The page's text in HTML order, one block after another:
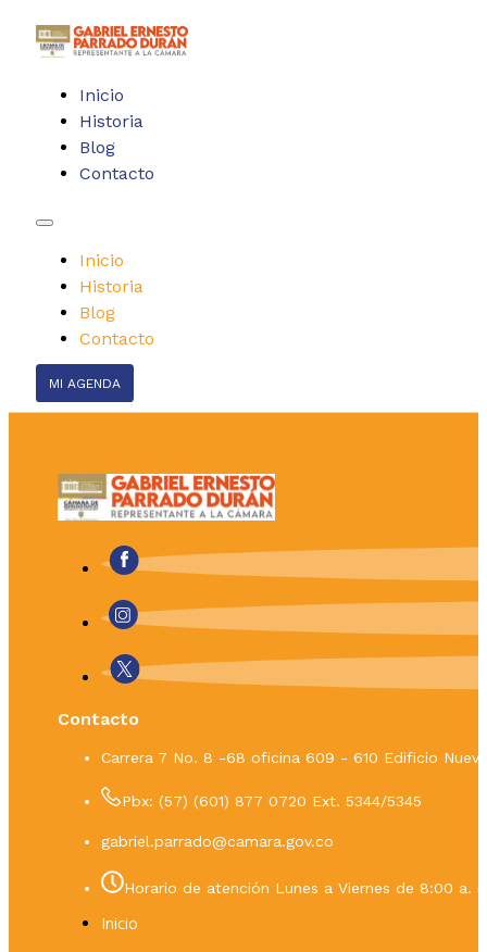
Inicio
Historia
Blog
Contacto
Inicio
Historia
Blog
Contacto
MI AGENDA
Contacto
Carrera 7 No. 8 -68 oficina 609 - 610 Edificio
Pbx: (57) (601) 877 0720 Ext. 5344/5345
gabriel.parrado@camara.gov.co
Horario de atención Lunes a Viernes de 8:00 a.
Inicio